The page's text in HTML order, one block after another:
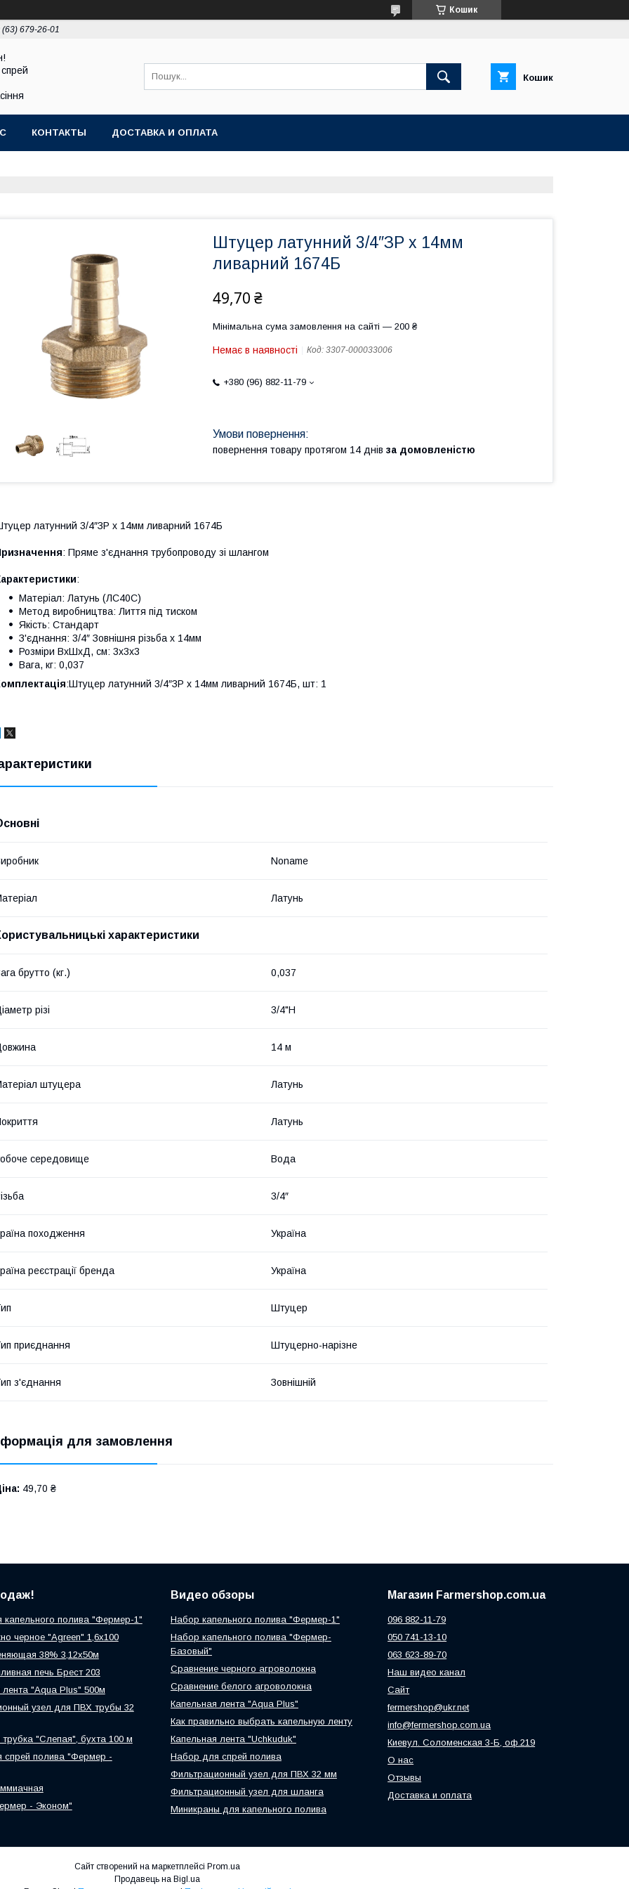
Кошик
(63) 679-26-01
Кошик
КОНТАКТЫ ДОСТАВКА И ОПЛАТА
Штуцер латунний 3/4″ЗР х 14мм
ливарний 1674Б
49,70 ₴
Мінімальна сума замовлення на сайті — 200 ₴
Немає в наявності Код: 3307-000033006
+380 (96) 882-11-79
повернення товару протягом 14 днів за домовленістю
латунний 3/4″ЗР х 14мм ливарний 1674Б
: Пряме з'єднання трубопроводу зі шлангом
:
Матеріал: Латунь (ЛС40С)
Метод виробництва: Лиття під тиском
Якість: Cтандарт
З'єднання: 3/4″ Зовнішня різьба х 14мм
Розміри ВхШхД, см: 3х3х3
Вага, кг: 0,037
:Штуцер латунний 3/4″ЗР х 14мм ливарний 1674Б, шт: 1
Noname
Латунь
характеристики
брутто (кг.) 0,037
різі 3/4"Н
14 м
штуцера Латунь
Латунь
середовище Вода
3/4″
походження Україна
реєстрації бренда Україна
Штуцер
приєднання Штуцерно-нарізне
з'єднання Зовнішній
для замовлення
49,70 ₴
полива "Фермер-1"
черное "Agreen" 1,6х100
38% 3,12х50м
печь Брест 203
лента "Aqua Plus" 500м
узел для ПВХ трубы 32
трубка "Слепая", бухта 100 м
спрей полива "Фермер -
- Эконом"
Видео обзоры
Набор капельного полива "Фермер-1"
Набор капельного полива "Фермер-
Базовый"
Сравнение черного агроволокна
Сравнение белого агроволокна
Капельная лента "Aqua Plus"
Как правильно выбрать капельную ленту
Капельная лента "Uchkuduk"
Набор для спрей полива
Фильтрационный узел для ПВХ 32 мм
Фильтрационный узел для шланга
Миникраны для капельного полива
Магазин Farmershop.com.ua
096 882-11-79
050 741-13-10
063 623-89-70
Наш видео канал
Сайт
fermershop@ukr.net
info@fermershop.com.ua
Киевул. Соломенская 3-Б, оф.219
О нас
Отзывы
Доставка и оплата
Сайт створений на маркетплейсі Prom.ua
Продавець на Bigl.ua